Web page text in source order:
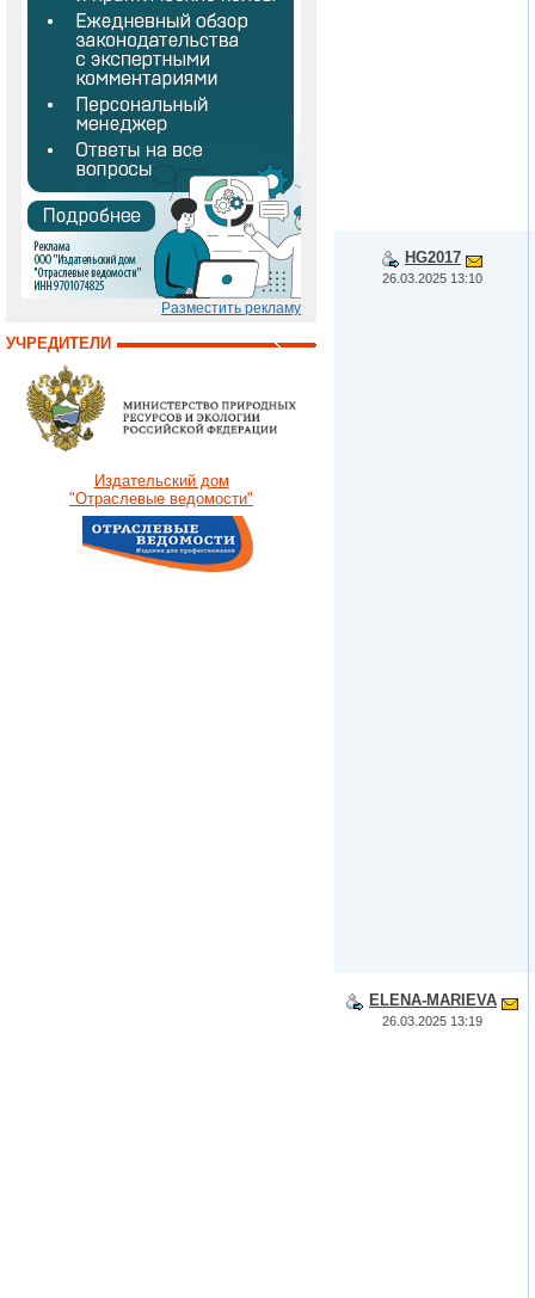
Разместить рекламу
УЧРЕДИТЕЛИ
Издательский дом
"Отраслевые ведомости"
HG2017
26.03.2025 13:10
ELENA-MARIEVA
26.03.2025 13:19